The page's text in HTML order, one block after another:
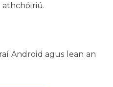
athchóiriú.
Android agus lean an